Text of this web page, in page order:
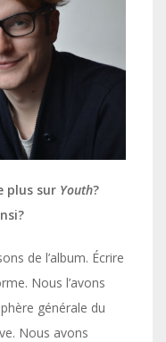
plus sur Youth?
de l’album. Écrire
Nous l’avons
générale du
Nous avons